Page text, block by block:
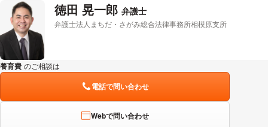
徳田 晃一郎 弁護士
弁護士法人まちだ・さがみ総合法律事務所相模原支所
養育費 のご相談は
電話で問い合わせ
Webで問い合わせ